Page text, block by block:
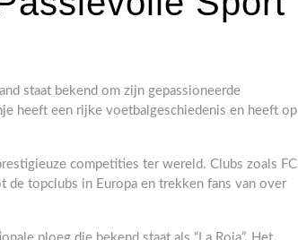
staat bekend om zijn gepassioneerde
heeft een rijke voetbalgeschiedenis en heeft op
competities ter wereld. Clubs zoals FC
de topclubs in Europa en trekken fans van over